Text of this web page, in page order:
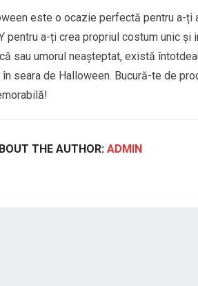
este o ocazie perfectă pentru a-
pentru a-ți crea propriul costum unic
sau umorul neașteptat, există
seara de Halloween. Bucură-te de
THE AUTHOR: ADMIN